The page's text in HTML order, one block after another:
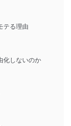
テる理由
化しないのか